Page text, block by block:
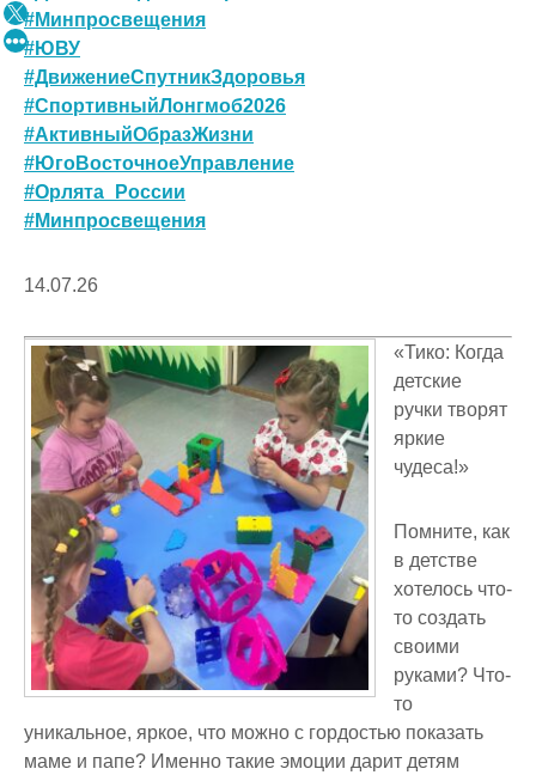
#Минпросвещения
#ЮВУ
#ДвижениеСпутникЗдоровья
#СпортивныйЛонгмоб2026
#АктивныйОбразЖизни
#ЮгоВосточноеУправление
#Орлята_России
#Минпросвещения
14.07.26
«Тико: Когда
детские
ручки творят
яркие
чудеса!»
Помните, как
в детстве
хотелось что-
то создать
своими
руками? Что-
то
уникальное, яркое, что можно с гордостью показать
маме и папе? Именно такие эмоции дарит детям